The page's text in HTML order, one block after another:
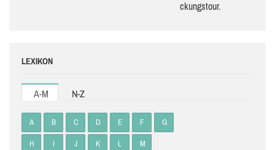
ckungs­tour.
LEXIKON
A-M N-Z
A B C D E F G
H I J K L M